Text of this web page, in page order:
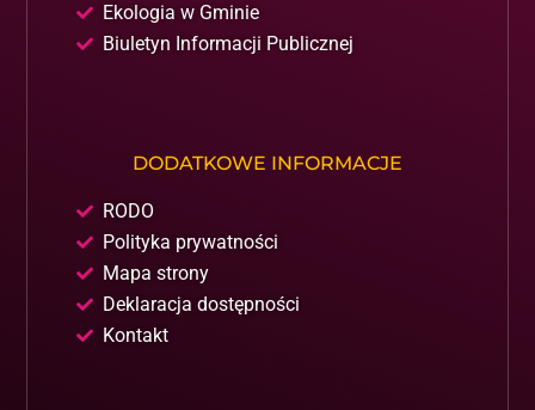
Ekologia w Gminie
Biuletyn Informacji Publicznej
DODATKOWE INFORMACJE
RODO
Polityka prywatności
Mapa strony
Deklaracja dostępności
Kontakt